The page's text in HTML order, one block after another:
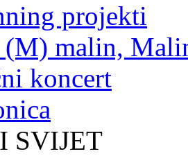
projekti
malin,
koncert
SVIJET